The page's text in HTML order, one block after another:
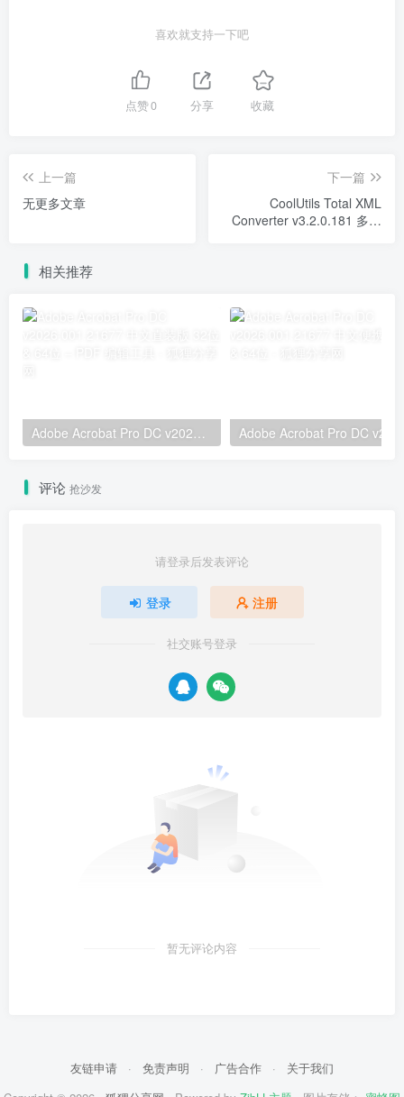
喜欢就支持一下吧
点赞0 分享 收藏
上一篇
无更多文章
下一篇
CoolUtils Total XML
Converter v3.2.0.181 多语
相关推荐
Adobe Acrobat Pro DC v2026.001.21677 中文直装版 32位 & 64位 – PDF 编辑工具
评论 抢沙发
请登录后发表评论
登录 注册
社交账号登录
暂无评论内容
友链申请 · 免责声明 · 广告合作 ·
关于我们